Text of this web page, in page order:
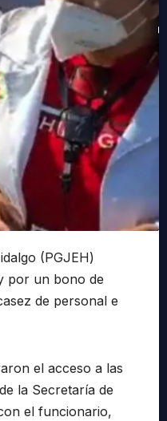
(PGJEH)
por un bono de
de personal e
el acceso a las
la Secretaría de
el funcionario,